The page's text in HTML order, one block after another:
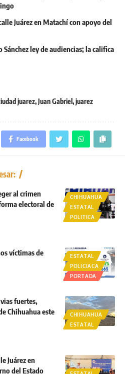
Juárez en Matachí con apoyo del
Sánchez ley de audiencias; la califica
juarez,Juan Gabriel,juarez
Facebook
CHIHUAHUA
ESTATAL
POLITICA
al crimen
electoral de
ESTATAL
POLICIACA
PORTADA
víctimas de
CHIHUAHUA
ESTATAL
fuertes,
Chihuahua este
Juárez en
del Estado